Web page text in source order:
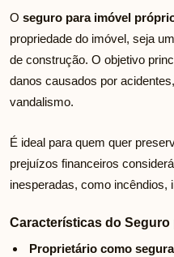
O seguro para imóvel
propriedade do imóvel, seja
de construção. O objetivo
danos causados por
vandalismo.
É ideal para quem quer
prejuízos financeiros
inesperadas, como incêndios,
Características do
Proprietário como